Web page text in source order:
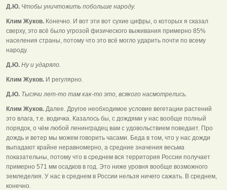
Д.Ю. Чтобы уничтожить побольше народу.
Клим Жуков. Конечно. И вот эти вот сухие цифры, о которых я сказал
сверху, это всё было угрозой физического выживания примерно 85%
населения страны, потому что это всё могло ударить почти по всему
народу.
Д.Ю. Ну и ударяло.
Клим Жуков. И регулярно.
Д.Ю. Тысячи лет-то там как-то это, всякого насмотрелись.
Клим Жуков. Далее. Другое необходимое условие вегетации растений
это влага, т.е. водичка. Казалось бы, с дождями у нас вообще полный
порядок, о чём любой ленинградец вам с удовольствием поведает. Про
дождь и ветер мы можем говорить часами. Беда в том, что у нас дожди
выпадают крайне неравномерно, а средние значения весьма
показательны, потому что в среднем вся территория России получает
примерно 571 мм осадков в год. Это ниже уровня вообще возможного
земледелия. У нас в среднем в России нельзя ничего сажать. В среднем,
конечно.